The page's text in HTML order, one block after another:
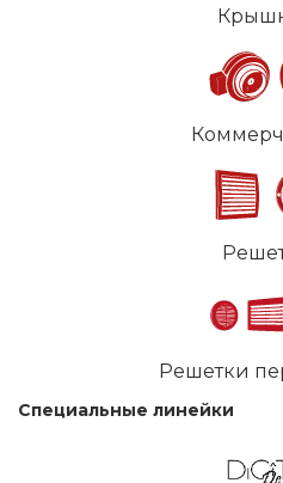
Решетки
Специальные линейки